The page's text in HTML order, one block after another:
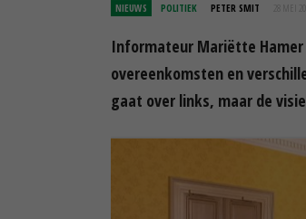
NIEUWS POLITIEK PETER SMIT 28 MEI
Informateur Mariëtte
overeenkomsten en
gaat over links, maar de